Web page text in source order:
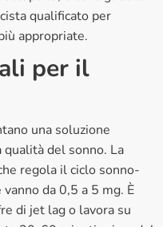
qualificato per
appropriate.
per il
una soluzione
del sonno. La
regola il ciclo sonno-
da 0,5 a 5 mg. È
di jet lag o lavora su